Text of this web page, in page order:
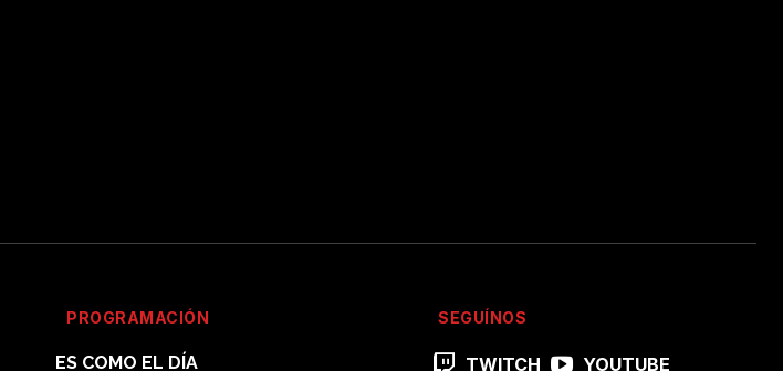
PROGRAMACIÓN
ES COMO EL DÍA
SEGUÍNOS
TWITCH YOUTUBE